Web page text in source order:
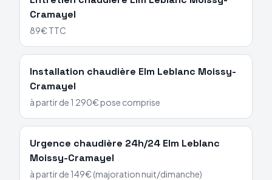
Cramayel
89€ TTC
Installation chaudière Elm Leblanc Moissy-
Cramayel
à partir de 1 290€ pose comprise
Urgence chaudière 24h/24 Elm Leblanc
Moissy-Cramayel
à partir de 149€ (majoration nuit/dimanche)